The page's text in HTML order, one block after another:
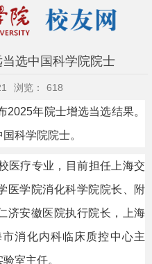
选中国科学院院士
浏览： 618
2025年院士增选当选结果。
科学院院士。
医疗专业，目前担任上海交
医学院消化科学院院长、附
济安徽医院执行院长，上海
消化内科临床质控中心主
室主任。